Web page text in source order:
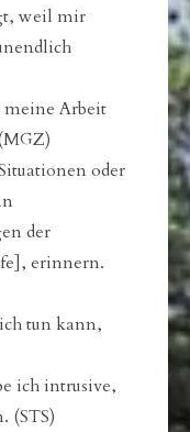
weil mir
meine Arbeit
oder
der
erinnern.
tun kann,
ich intrusive,
(STS)